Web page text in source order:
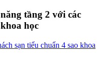
tầng 2 với các
học
sạn tiểu chuẩn 4 sao khoa